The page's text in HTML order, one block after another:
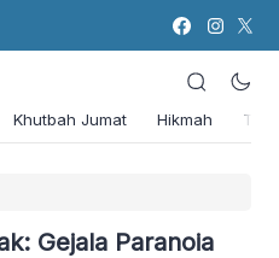
Khutbah Jumat Hikmah
Gejala Paranoia